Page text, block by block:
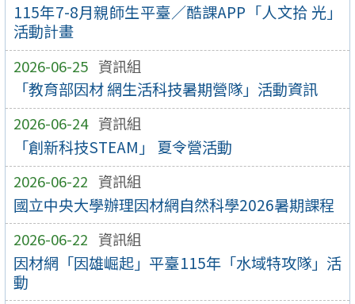
115年7-8月親師生平臺／酷課APP「人文拾 光」
活動計畫
2026-06-25 資訊組
「教育部因材 網生活科技暑期營隊」活動資訊
2026-06-24 資訊組
「創新科技STEAM」 夏令營活動
2026-06-22 資訊組
國立中央大學辦理因材網自然科學2026暑期課程
2026-06-22 資訊組
因材網「因雄崛起」平臺115年「水域特攻隊」活
動